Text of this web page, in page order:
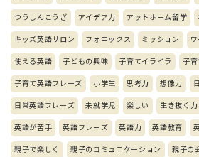
つうしんこうざ アイデア力 アットホーム留学
キッズ英語サロン フォニックス ミッション
使える英語 子どもの興味 子育てイライラ 子育
子育て英語フレーズ 小学生 思考力 想像力
日常英語フレーズ 未就学児 楽しい 生き抜く力
英語が苦手 英語フレーズ 英語力 英語教育
親子で楽しく 親子のコミュニケーション 親子の